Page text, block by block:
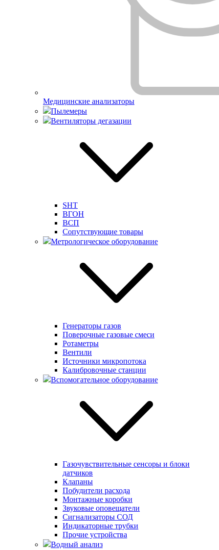
Медицинские анализаторы
Пылемеры
Вентиляторы дегазации
SHT
ВГОН
ВСП
Сопутствующие товары
Метрологическое оборудование
Генераторы газов
Поверочные газовые смеси
Ротаметры
Вентили
Источники микропотока
Калибровочные станции
Вспомогательное оборудование
Газочувствительные сенсоры и блоки
датчиков
Клапаны
Побудители расхода
Монтажные коробки
Звуковые оповещатели
Сигнализаторы СОД
Индикаторные трубки
Прочие устройства
Водный анализ